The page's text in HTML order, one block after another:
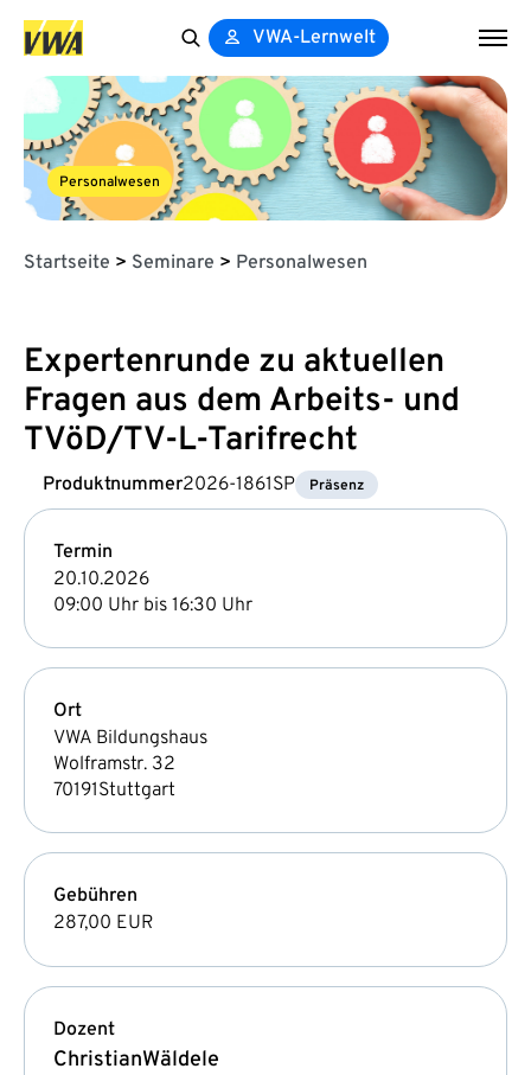
for:
VWA-Lernwelt
Personalwesen
Startseite > Seminare > Personalwesen
Expertenrunde zu aktuellen
Fragen aus dem Arbeits- und
TVöD/TV-L-Tarifrecht
Produktnummer2026-1861SP Präsenz
Termin
20.10.2026
09:00 Uhr bis 16:30 Uhr
Ort
VWA Bildungshaus
Wolframstr. 32
70191Stuttgart
Gebühren
287,00 EUR
Dozent
ChristianWäldele